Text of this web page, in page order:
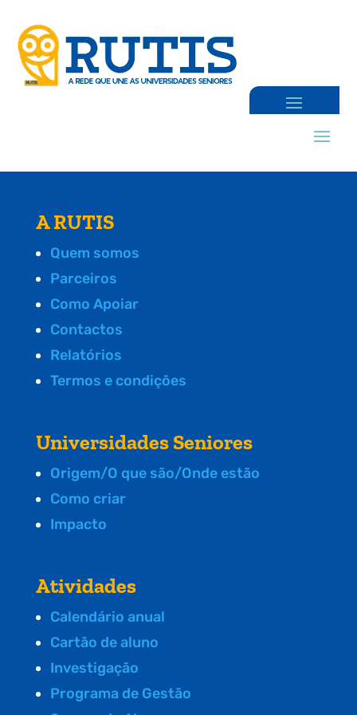
A RUTIS
Quem somos
Parceiros
Como Apoiar
Contactos
Relatórios
Termos e condições
Universidades Seniores
Origem/O que são/Onde estão
Como criar
Impacto
Atividades
Calendário anual
Cartão de aluno
Investigação
Programa de Gestão